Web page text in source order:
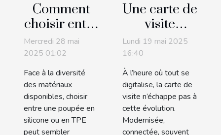
Comment
choisir entre
une poupée
en silicone
et une en
TPE ?
Mercredi 28 mai
2025 01:02
Face à la diversité
des matériaux
disponibles, choisir
entre une poupée en
silicone ou en TPE
peut sembler
Une carte de
visite
virtuelle
peut-elle
marcher
sans QR
Code ?
Lundi 19 mai 2025
16:40
À l’heure où tout se
digitalise, la carte de
visite n’échappe pas à
cette évolution.
Modernisée,
connectée, souvent